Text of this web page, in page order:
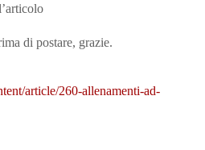
di postare, grazie.
article/260-allenamenti-ad-